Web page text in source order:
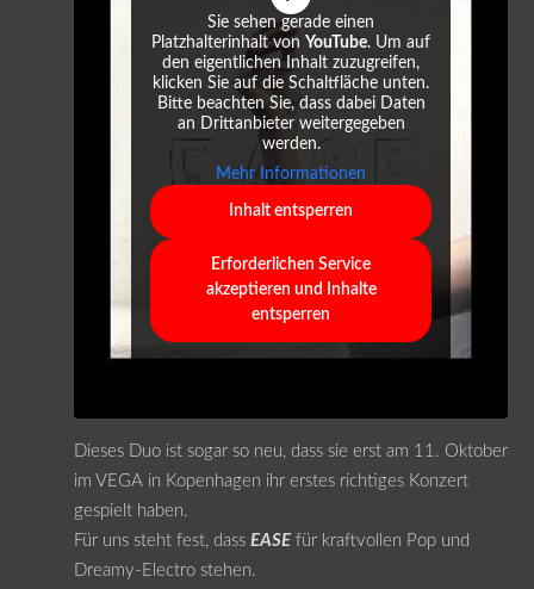
Sie sehen gerade einen
Platzhalterinhalt von YouTube. Um auf
den eigentlichen Inhalt zuzugreifen,
klicken Sie auf die Schaltfläche unten.
Bitte beachten Sie, dass dabei Daten
an Drittanbieter weitergegeben
werden.
Mehr Informationen
Inhalt entsperren
Erforderlichen Service
akzeptieren und Inhalte
entsperren
Dieses Duo ist sogar so neu, dass sie erst am 11. Oktober
im VEGA in Kopenhagen ihr erstes richtiges Konzert
gespielt haben.
Für uns steht fest, dass EASE für kraftvollen Pop und
Dreamy-Electro stehen.